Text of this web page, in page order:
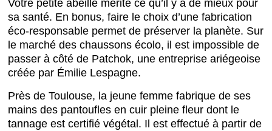
Votre petite abeille mérite ce qu’il y a de mieux pour
sa santé. En bonus, faire le choix d’une fabrication
éco-responsable permet de préserver la planète. Sur
le marché des chaussons écolo, il est impossible de
passer à côté de Patchok, une entreprise ariégeoise
créée par Émilie Lespagne.
Près de Toulouse, la jeune femme fabrique de ses
mains des pantoufles en cuir pleine fleur dont le
tannage est certifié végétal. Il est effectué à partir de